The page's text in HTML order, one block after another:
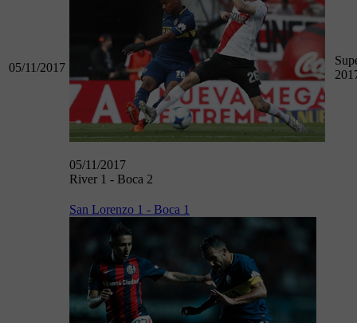
05/11/2017
05/11/2017
River 1 - Boca 2
San Lorenzo 1 - Boca 1